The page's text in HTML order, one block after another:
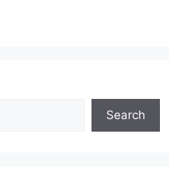
Search